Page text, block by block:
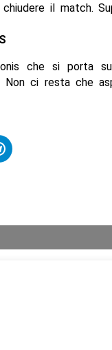
il match.
che si porta
Non ci resta che